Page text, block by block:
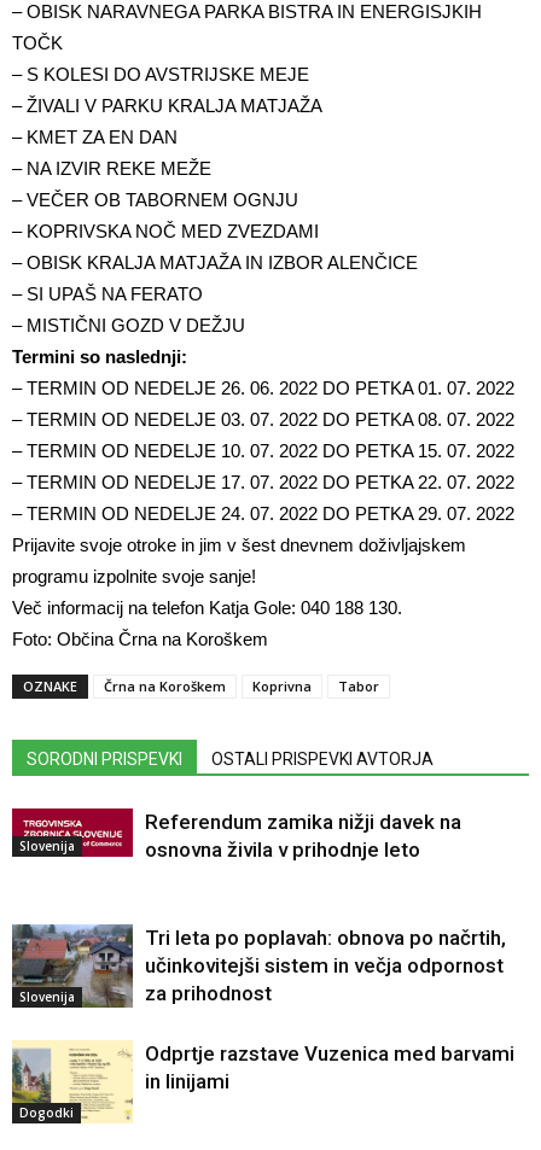
– OBISK NARAVNEGA PARKA BISTRA IN ENERGISJKIH
TOČK
– S KOLESI DO AVSTRIJSKE MEJE
– ŽIVALI V PARKU KRALJA MATJAŽA
– KMET ZA EN DAN
– NA IZVIR REKE MEŽE
– VEČER OB TABORNEM OGNJU
– KOPRIVSKA NOČ MED ZVEZDAMI
– OBISK KRALJA MATJAŽA IN IZBOR ALENČICE
– SI UPAŠ NA FERATO
– MISTIČNI GOZD V DEŽJU
Termini so naslednji:
– TERMIN OD NEDELJE 26. 06. 2022 DO PETKA 01. 07. 2022
– TERMIN OD NEDELJE 03. 07. 2022 DO PETKA 08. 07. 2022
– TERMIN OD NEDELJE 10. 07. 2022 DO PETKA 15. 07. 2022
– TERMIN OD NEDELJE 17. 07. 2022 DO PETKA 22. 07. 2022
– TERMIN OD NEDELJE 24. 07. 2022 DO PETKA 29. 07. 2022
Prijavite svoje otroke in jim v šest dnevnem doživljajskem
programu izpolnite svoje sanje!
Več informacij na telefon Katja Gole: 040 188 130.
Foto: Občina Črna na Koroškem
OZNAKE Črna na Koroškem Koprivna Tabor
SORODNI PRISPEVKI OSTALI PRISPEVKI AVTORJA
Slovenija
Referendum zamika nižji davek na
osnovna živila v prihodnje leto
Slovenija
Tri leta po poplavah: obnova po načrtih,
učinkovitejši sistem in večja odpornost
za prihodnost
Dogodki
Odprtje razstave Vuzenica med barvami
in linijami